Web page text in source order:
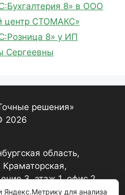
8» в ООО
центр СТОМАКС»
8» у ИП
Сергеевны
решения»
2026
область,
Краматорская,
3, этаж 1, офис 2
Яндекс.Метрику для анализа